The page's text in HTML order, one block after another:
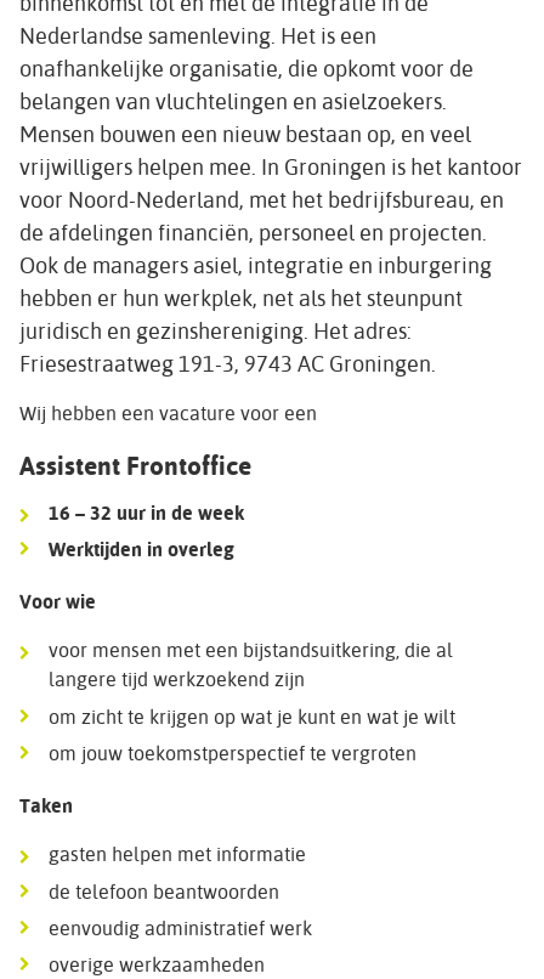
Nederlandse samenleving. Het is een
onafhankelijke organisatie, die opkomt voor de
belangen van vluchtelingen en asielzoekers.
Mensen bouwen een nieuw bestaan op, en veel
vrijwilligers helpen mee. In Groningen is het kantoor
voor Noord-Nederland, met het bedrijfsbureau, en
de afdelingen financiën, personeel en projecten.
Ook de managers asiel, integratie en inburgering
hebben er hun werkplek, net als het steunpunt
juridisch en gezinshereniging. Het adres:
Friesestraatweg 191-3, 9743 AC Groningen.
Wij hebben een vacature voor een
Assistent Frontoffice
16 – 32 uur in de week
Werktijden in overleg
Voor wie
voor mensen met een bijstandsuitkering, die al
langere tijd werkzoekend zijn
om zicht te krijgen op wat je kunt en wat je wilt
om jouw toekomstperspectief te vergroten
Taken
gasten helpen met informatie
de telefoon beantwoorden
eenvoudig administratief werk
overige werkzaamheden